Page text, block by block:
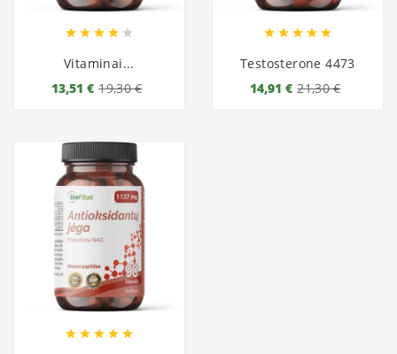
    
Vitaminai...
13,51 € 19,30 €
    
Testosterone 4473
14,91 € 21,30 €
    